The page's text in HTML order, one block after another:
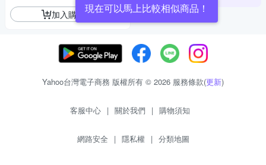
加入購物車現在可以馬上比較相似商品！
Yahoo台灣電子商務 版權所有 © 2026 服務條款(更新)
客服中心 | 關於我們 | 購物須知
網路安全 | 隱私權 | 分類地圖